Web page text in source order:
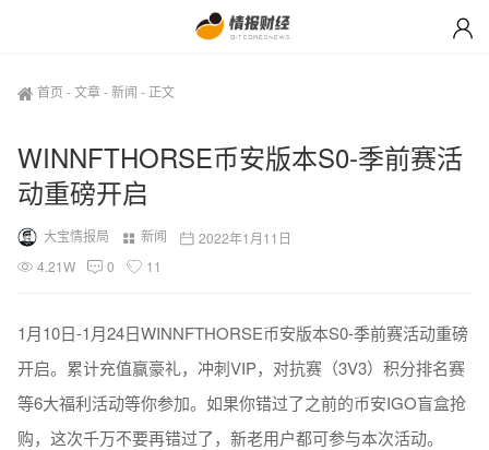
首页 -文章-新闻 - 正文
WINNFTHORSE币安版本S0-季前赛活
动重磅开启
大宝情报局 新闻
2022年1月11日
4.21W
0 11
1月10日-1月24日WINNFTHORSE币安版本S0-季前赛活动重磅
开启。累计充值赢豪礼，冲刺VIP，对抗赛（3V3）积分排名赛
等6大福利活动等你参加。如果你错过了之前的币安IGO盲盒抢
购，这次千万不要再错过了，新老用户都可参与本次活动。